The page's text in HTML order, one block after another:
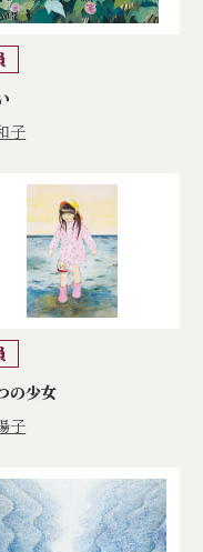
子
の少女
子